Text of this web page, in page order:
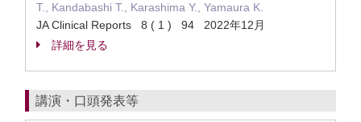
T., Kandabashi T., Karashima Y., Yamaura K.
JA Clinical Reports 8 ( 1 ) 94 2022年12月
詳細を見る
講演・口頭発表等